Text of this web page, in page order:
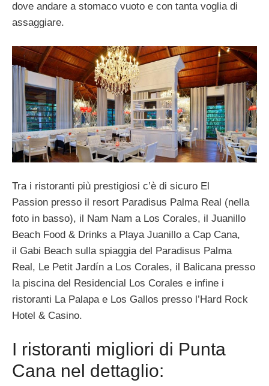
dove andare a stomaco vuoto e con tanta voglia di
assaggiare.
Tra i ristoranti più prestigiosi c’è di sicuro El
Passion presso il resort Paradisus Palma Real (nella
foto in basso), il Nam Nam a Los Corales, il Juanillo
Beach Food & Drinks a Playa Juanillo a Cap Cana,
il Gabi Beach sulla spiaggia del Paradisus Palma
Real, Le Petit Jardín a Los Corales, il Balicana presso
la piscina del Residencial Los Corales e infine i
ristoranti La Palapa e Los Gallos presso l’Hard Rock
Hotel & Casino.
I ristoranti migliori di Punta
Cana nel dettaglio: